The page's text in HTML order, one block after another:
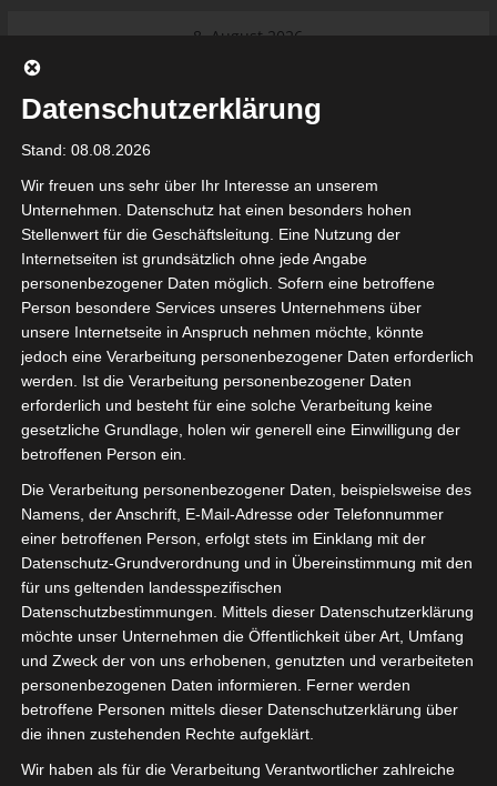
8. August 2026
beginnt am 22. und 23. August
2026 (Update)
Meisterschaft an
Ligue 1 Pro: Spielplan der ersten 15
Spieltage der Saison 2026/2027
Ligue 2 Pro Tunesien 2026/2027 –
Saison beginnt am am 19./20.
September 2026
Internationaler Sportgerichtshof
lehnt Eilverfahren ab – AS Soliman
steuert auf die Ligue 2 zu
tunesienfussball.de
Tunesien Ligafußball
von Google Adsense (Google Ireland Limited, Gordon House, Barrow
Ireland) benötigen wir laut DSGVO Ihre Zustimmung. Es werden seitens
Daten erhoben, verarbeitet und gespeichert. Welche Daten genau
bitte den Datenschutzbedingungen.
Google Adsenseist deaktiviert. ✓ Erlauben Datenschutzbedingungen
Sie befinden sich hier:Startseite»1. Spieltag 2021/22
Playout
1. Spieltag 2021/22 Playout
Datenschutzerklärung
Stand: 08.08.2026
Wir freuen uns sehr über Ihr Interesse an unserem
Unternehmen. Datenschutz hat einen besonders hohen
Stellenwert für die Geschäftsleitung. Eine Nutzung der
Internetseiten ist grundsätzlich ohne jede Angabe
personenbezogener Daten möglich. Sofern eine betroffene
Person besondere Services unseres Unternehmens über
unsere Internetseite in Anspruch nehmen möchte, könnte
jedoch eine Verarbeitung personenbezogener Daten erforderlich
werden. Ist die Verarbeitung personenbezogener Daten
erforderlich und besteht für eine solche Verarbeitung keine
gesetzliche Grundlage, holen wir generell eine Einwilligung der
betroffenen Person ein.
Die Verarbeitung personenbezogener Daten, beispielsweise des
Namens, der Anschrift, E-Mail-Adresse oder Telefonnummer
einer betroffenen Person, erfolgt stets im Einklang mit der
Datenschutz-Grundverordnung und in Übereinstimmung mit den
für uns geltenden landesspezifischen
Datenschutzbestimmungen. Mittels dieser Datenschutzerklärung
möchte unser Unternehmen die Öffentlichkeit über Art, Umfang
und Zweck der von uns erhobenen, genutzten und verarbeiteten
personenbezogenen Daten informieren. Ferner werden
betroffene Personen mittels dieser Datenschutzerklärung über
die ihnen zustehenden Rechte aufgeklärt.
Wir haben als für die Verarbeitung Verantwortlicher zahlreiche